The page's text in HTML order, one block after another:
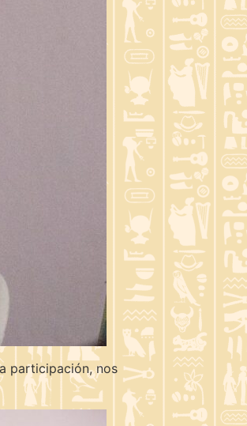
participación, nos